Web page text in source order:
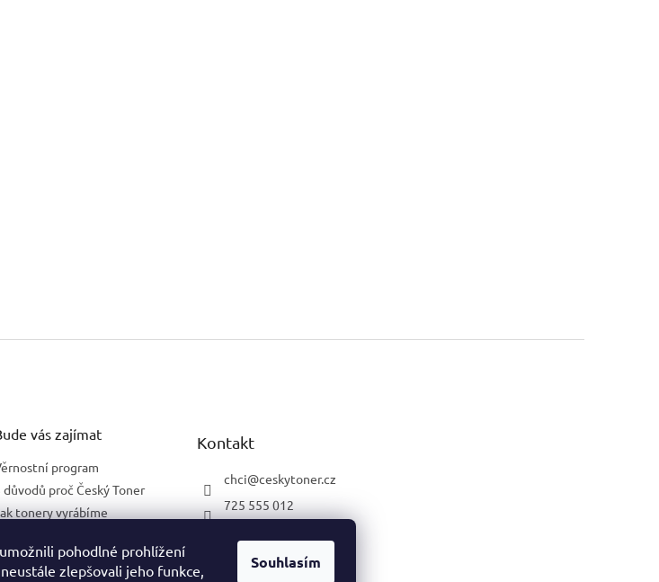
pohodlné prohlížení
zlepšovali jeho funkce,
Souhlasím
vás zajímat
program
důvodů proč Český Toner
tonery vyrábíme
Kontakt
chci@ceskytoner.cz
725 555 012